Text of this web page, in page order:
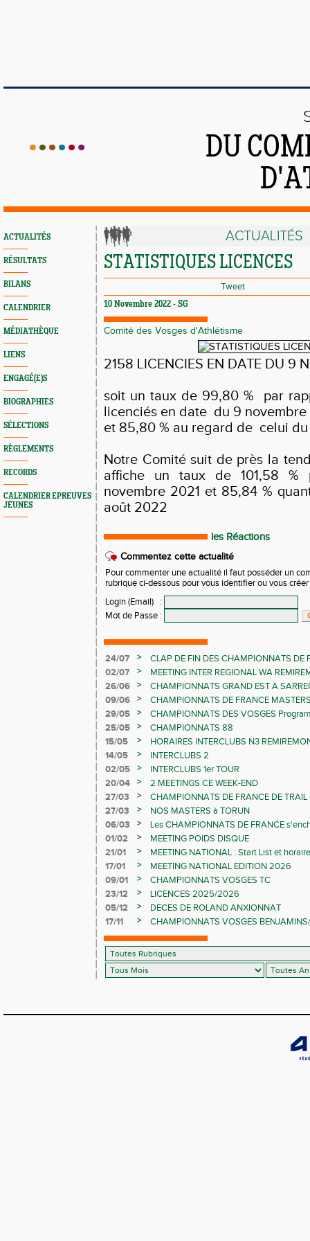
DU
ACTUALITÉS
RÉSULTATS
BILANS
CALENDRIER
MÉDIATHÈQUE
LIENS
ENGAGÉ(E)S
BIOGRAPHIES
SÉLECTIONS
RÈGLEMENTS
RECORDS
CALENDRIER EPREUVES
JEUNES
ACTUALITÉS
STATISTIQUES LICENCES
Tweet
10 Novembre 2022 - SG
Comité des Vosges d'Athlétisme
2158 LICENCIES EN DATE DU 9
soit un taux de 99,80 % par
licenciés en date du 9 novembre
et 85,80 % au regard de celui
Notre Comité suit de près la
affiche un taux de 101,58
novembre 2021 et 85,84 %
août 2022
les Réactions
Commentez cette actualité
Pour commenter une actualité il faut posséder un
rubrique ci-dessous pour vous identifier ou vous
Login (Email)
:
Mot de Passe :
24/07 >
CLAP DE FIN DES CHAMPIONNATS DE
LES CHAMPIONNATS ELITE
02/07 >
MEETING INTER REGIONAL WA
26/06
>
CHAMPIONNATS GRAND EST A
09/06
>
CHAMPIONNATS DE FRANCE
29/05
>
CHAMPIONNATS DES VOSGES
25/05
>
CHAMPIONNATS 88
15/05
>
HORAIRES INTERCLUBS N3
14/05
>
INTERCLUBS 2
02/05
>
INTERCLUBS 1er TOUR
20/04
>
2 MEETINGS CE WEEK-END
27/03
>
CHAMPIONNATS DE FRANCE DE TRAIL
27/03
>
NOS MASTERS à TORUN
06/03
>
Les CHAMPIONNATS DE FRANCE
01/02
>
MEETING POIDS DISQUE
21/01
>
MEETING NATIONAL : Start List et
17/01
>
MEETING NATIONAL EDITION 2026
09/01
>
CHAMPIONNATS VOSGES TC
23/12
>
LICENCES 2025/2026
05/12
>
DECES DE ROLAND ANXIONNAT
17/11
> CHAMPIONNATS VOSGES